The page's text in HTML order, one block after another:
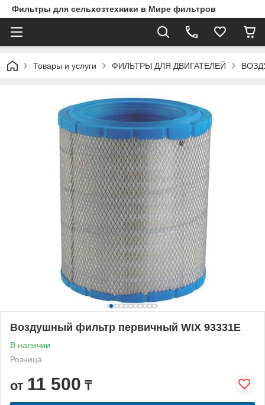
Фильтры для сельхозтехники в Мире фильтров
Товары и услуги ФИЛЬТРЫ ДЛЯ ДВИГАТЕЛЕЙ
Воздушный фильтр первичный WIX 93331E
В наличии
Розница
от 11 500 ₸